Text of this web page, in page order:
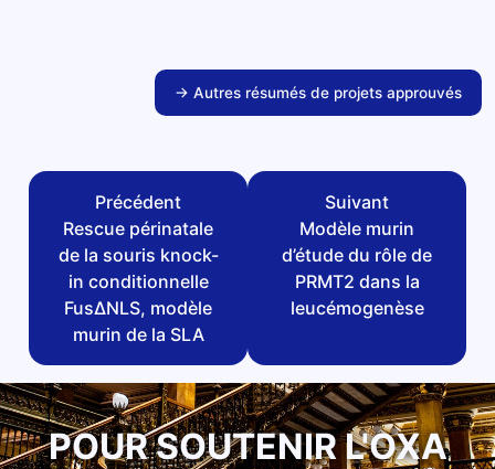
→ Autres résumés de projets approuvés
Précédent
Rescue périnatale
de la souris knock-
in conditionnelle
FusΔNLS, modèle
murin de la SLA
Suivant
Modèle murin
d’étude du rôle de
PRMT2 dans la
leucémogenèse
POUR SOUTENIR L'OXA